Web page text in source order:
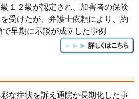
１２級が認定され、加害者の保険
受けたが、弁護士依頼により、約
早期に示談が成立した事例
な症状を訴え通院が長期化した事